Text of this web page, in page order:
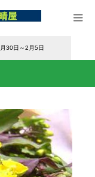
30日～2月5日